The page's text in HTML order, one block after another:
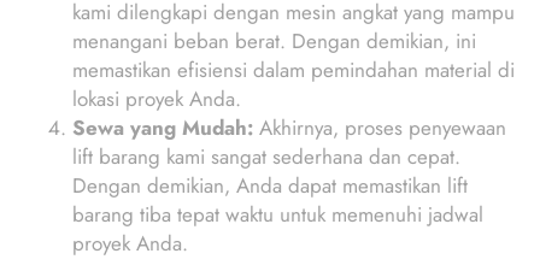
kami dilengkapi dengan mesin angkat yang mampu
menangani beban berat. Dengan demikian, ini
memastikan efisiensi dalam pemindahan material di
lokasi proyek Anda.
Sewa yang Mudah: Akhirnya, proses penyewaan
lift barang kami sangat sederhana dan cepat.
Dengan demikian, Anda dapat memastikan lift
barang tiba tepat waktu untuk memenuhi jadwal
proyek Anda.